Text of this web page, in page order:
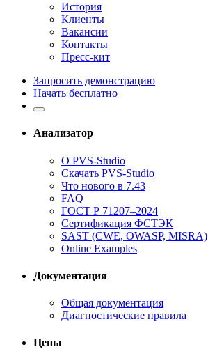
История
Клиенты
Вакансии
Контакты
Пресс-кит
Запросить демонстрацию
Начать бесплатно
Анализатор
О PVS-Studio
Скачать PVS-Studio
Что нового в 7.43
FAQ
ГОСТ Р 71207–2024
Сертификация ФСТЭК
SAST (CWE, OWASP, MISRA)
Online Examples
Документация
Общая документация
Диагностические правила
Цены